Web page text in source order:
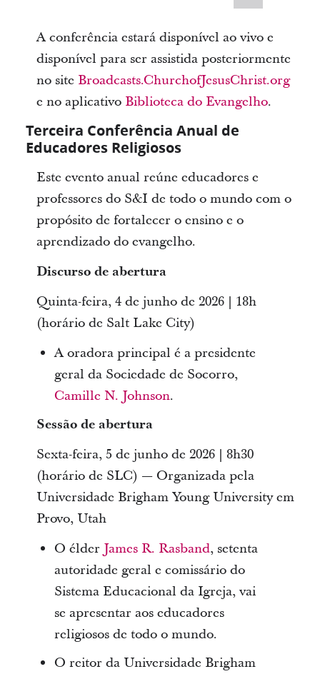
A conferência estará disponível ao vivo e
disponível para ser assistida posteriormente
no site Broadcasts.ChurchofJesusChrist.org
e no aplicativo Biblioteca do Evangelho.
Terceira Conferência Anual de
Educadores Religiosos
Este evento anual reúne educadores e
professores do S&I de todo o mundo com o
propósito de fortalecer o ensino e o
aprendizado do evangelho.
Discurso de abertura
Quinta-feira, 4 de junho de 2026 | 18h
(horário de Salt Lake City)
A oradora principal é a presidente
geral da Sociedade de Socorro,
Camille N. Johnson.
Sessão de abertura
Sexta-feira, 5 de junho de 2026 | 8h30
(horário de SLC) — Organizada pela
Universidade Brigham Young University em
Provo, Utah
O élder James R. Rasband, setenta
autoridade geral e comissário do
Sistema Educacional da Igreja, vai
se apresentar aos educadores
religiosos de todo o mundo.
O reitor da Universidade Brigham